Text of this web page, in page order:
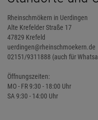
Rheinschmökern in Uerdingen
Alte Krefelder Straße 17
47829 Krefeld
uerdingen@rheinschmoekern.de
02151/9311888 (auch für
Öffnungszeiten:
MO - FR 9:30 - 18:00 Uhr
SA 9:30 - 14:00 Uhr